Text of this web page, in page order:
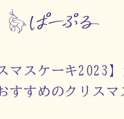
マスケーキ2023
すすめのクリスマ